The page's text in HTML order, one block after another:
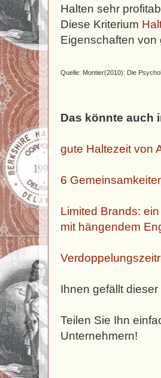
Halten sehr
Diese Kriterium
Eigenschaften von
Quelle: Montier(2010): Die
Das könnte auch
gute Haltezeit von
6
Limited Brands:
mit hängendem
Ihnen gefällt
Teilen Sie Ihn
Unternehmern!